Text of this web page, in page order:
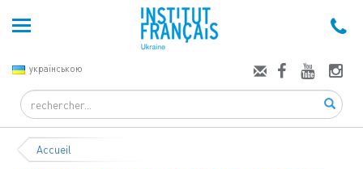
українською
Search
Accueil